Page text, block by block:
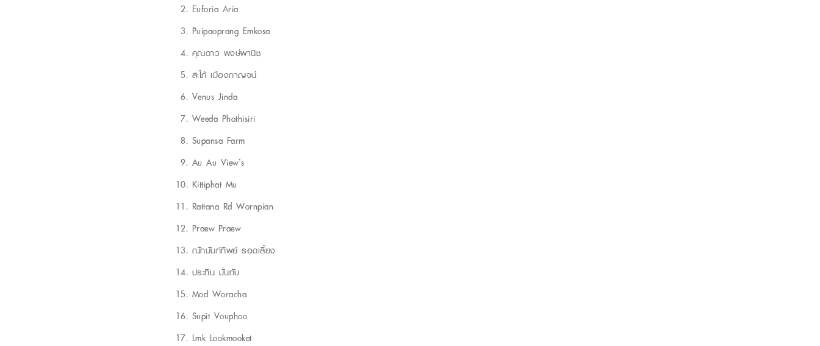
Euforia Aria
Puipaoprang Emkosa
คุณดาว พงษ์พานิช
สะใภ้ เมืองกาญจน์
Venus Jinda
Weeda Phothisiri
Supansa Farm
Au Au View’s
Kittiphat Mu
Rattana Rd Wornpian
Praew Praew
ณัทนันท์ทิพย์ รอดเลี้ยง
ประทิน มั่นทับ
Mod Woracha
Supit Vouphoo
Lmk Lookmooket